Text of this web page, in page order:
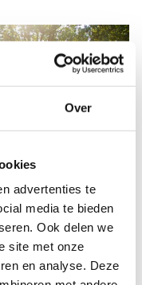
Over
advertenties te
media te bieden
Ook delen we
site met onze
en analyse. Deze